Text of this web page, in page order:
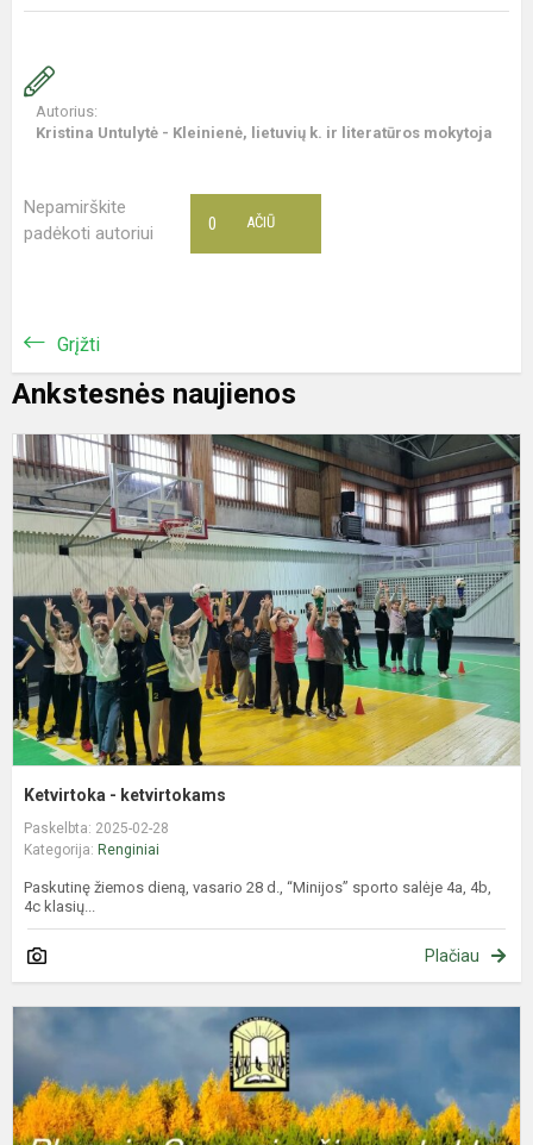
Autorius:
Kristina Untulytė - Kleinienė, lietuvių k. ir literatūros mokytoja
Nepamirškite
padėkoti autoriui
AČIŪ
0
Grįžti
Ankstesnės naujienos
Ketvirtoka - ketvirtokams
Paskelbta: 2025-02-28
Kategorija: Renginiai
Paskutinę žiemos dieną, vasario 28 d., “Minijos” sporto salėje 4a, 4b,
4c klasių...
Plačiau